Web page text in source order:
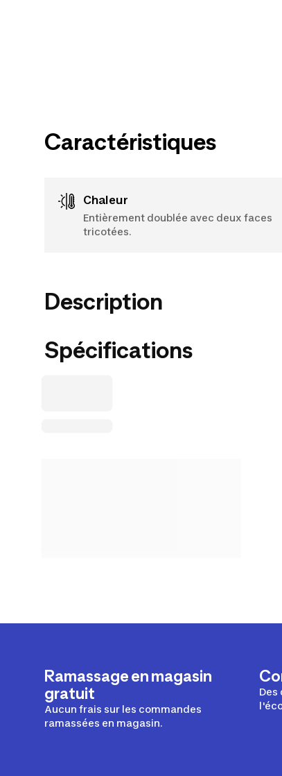
Caractéristiques
Chaleur
Entièrement doublée avec deux faces
tricotées.
Description
Spécifications
Ramassage en magasin
gratuit
Aucun frais sur les commandes
ramassées en magasin.
Des